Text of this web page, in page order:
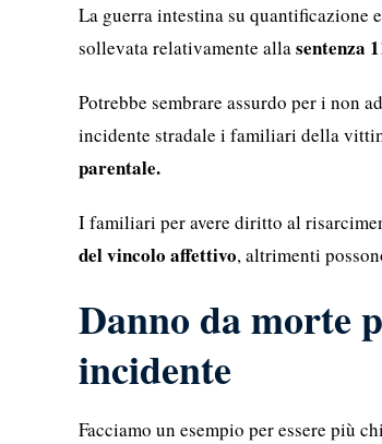
La guerra intestina su quantificazione e
sollevata relativamente allasentenza
Potrebbe sembrare assurdo per i non
incidente stradale i familiari della
parentale.
I familiari per avere diritto al
del vincolo affettivo, altrimenti
Danno da morte
incidente
Facciamo un esempio per essere più